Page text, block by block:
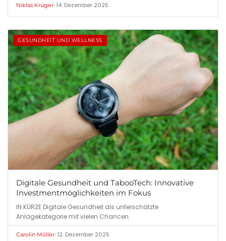
Niklas Krüger•14. Dezember 2025
GESUNDHEIT UND WELLNESS
Digitale Gesundheit und TabooTech: Innovative
Investmentmöglichkeiten im Fokus
IN KÜRZE Digitale Gesundheit als unterschätzte
Anlagekategorie mit vielen Chancen.
Carolin Möller•12. Dezember 2025